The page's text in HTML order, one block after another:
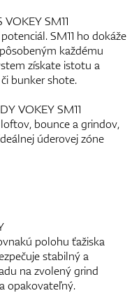
VOKEY SM11
SM11 ho dokáže
každému
získate istotu a
bunker shote.
VOKEY SM11
bounce a grindov,
úderovej zóne
polohu ťažiska
stabilný a
na zvolený grind
opakovateľný.